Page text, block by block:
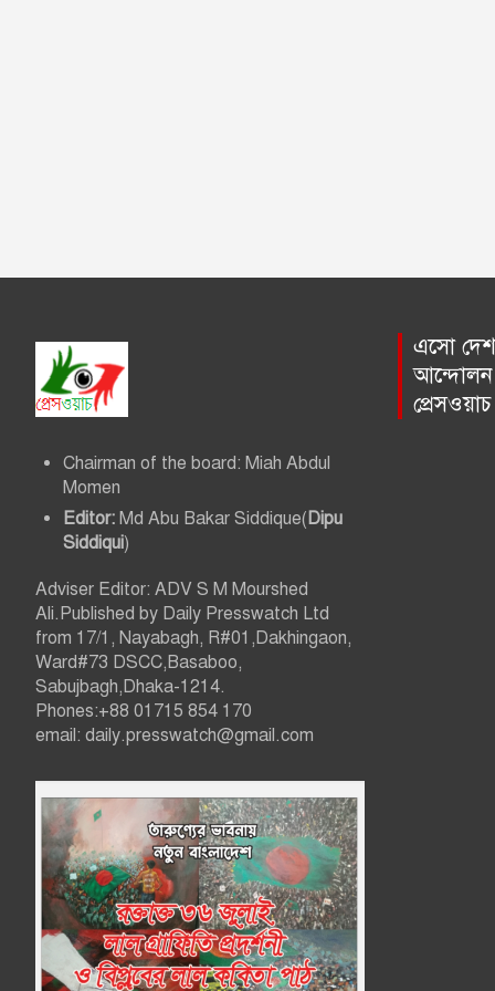
Chairman of the board: Miah Abdul
Momen
Editor: Md Abu Bakar Siddique(Dipu
Siddiqui)
Adviser Editor: ADV S M Mourshed
Ali.Published by Daily Presswatch Ltd
from 17/1, Nayabagh, R#01,Dakhingaon,
Ward#73 DSCC,Basaboo,
Sabujbagh,Dhaka-1214.
Phones:+88 01715 854 170
email: daily.presswatch@gmail.com
এসো দেশ
আন্দোলন